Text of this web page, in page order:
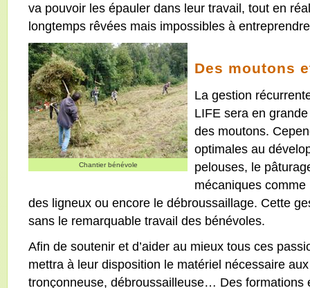
va pouvoir les épauler dans leur travail, tout en
longtemps rêvées mais impossibles à
Chantier bénévole
Des moutons
La gestion
LIFE sera en
des moutons.
optimales au
pelouses, le
mécaniques
des ligneux ou encore le débroussaillage. Cette
sans le remarquable travail des bénévoles.
Afin de soutenir et d’aider au mieux tous ces
mettra à leur disposition le matériel nécessaire
tronçonneuse, débroussailleuse… Des formations